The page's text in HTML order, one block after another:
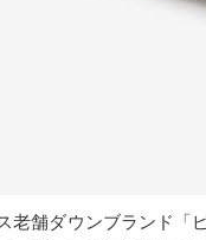
老舗ダウンブランド